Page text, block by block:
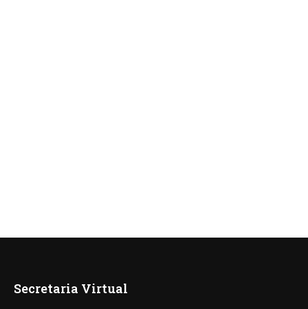
Secretaria Virtual